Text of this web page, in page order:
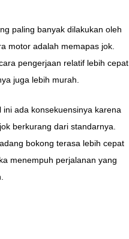
paling banyak dilakukan oleh
motor adalah memapas jok.
pengerjaan relatif lebih cepat
juga lebih murah.
ini ada konsekuensinya karena
berkurang dari standarnya.
bokong terasa lebih cepat
menempuh perjalanan yang